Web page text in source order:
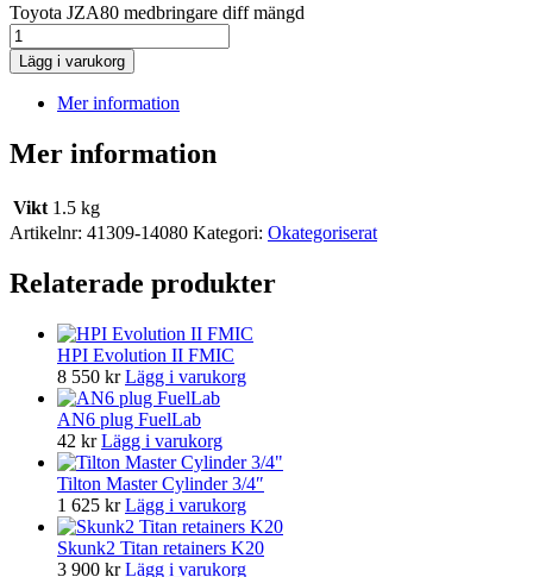
Toyota JZA80 medbringare diff mängd
Lägg i varukorg
Mer information
Mer information
Vikt 1.5 kg
Artikelnr: 41309-14080 Kategori: Okategoriserat
Relaterade produkter
HPI Evolution II FMIC
8 550 kr Lägg i varukorg
AN6 plug FuelLab
42 kr Lägg i varukorg
Tilton Master Cylinder 3/4″
1 625 kr Lägg i varukorg
Skunk2 Titan retainers K20
3 900 kr Lägg i varukorg